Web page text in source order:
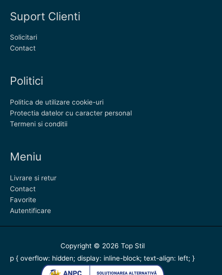
Suport Clienti
Solicitari
Contact
Politici
Politica de utilizare cookie-uri
Protectia datelor cu caracter personal
Termeni si conditii
Meniu
Livrare si retur
Contact
Favorite
Autentificare
Copyright © 2026 Top Stil
p { overflow: hidden; display: inline-block; text-align: left; }